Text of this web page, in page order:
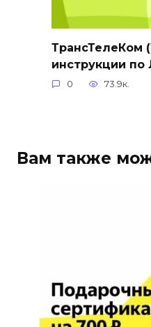
ТрансТелеКом
инструкции по
0 73.9к.
Вам также